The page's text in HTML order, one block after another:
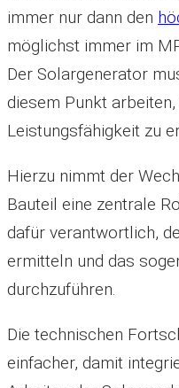
immer nur dann den
möglichst immer im
Der Solargenerator
diesem Punkt
Leistungsfähigkeit zu
Hierzu nimmt der
Bauteil eine zentrale
dafür verantwortlich,
ermitteln und das
durchzuführen.
Die technischen
einfacher, damit